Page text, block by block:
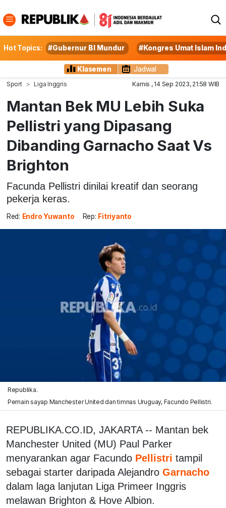
Hot Topics: #Gubernur BI Mundur #Kongres Umat Islam
Klasemen Jadwal
Sport Liga Inggris Kamis , 14 Sep 2023, 21:58 WIB
Mantan Bek MU Lebih Suka
Pellistri yang Dipasang
Dibanding Garnacho Saat Vs
Brighton
Facunda Pellistri dinilai kreatif dan seorang
pekerja keras.
Red: Endro Yuwanto Rep: Fitriyanto
Republika.
Pemain sayap Manchester United dan timnas Uruguay, Facundo Pellistri.
REPUBLIKA.CO.ID, JAKARTA -- Mantan bek
Manchester United (MU) Paul Parker
menyarankan agar Facundo Pellistri tampil
sebagai starter daripada Alejandro Garnacho
dalam laga lanjutan Liga Primeer Inggris
melawan Brighton & Hove Albion.